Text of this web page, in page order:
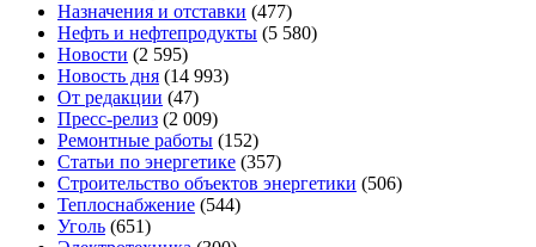
Назначения и отставки (477)
Нефть и нефтепродукты (5 580)
Новости (2 595)
Новость дня (14 993)
От редакции (47)
Пресс-релиз (2 009)
Ремонтные работы (152)
Статьи по энергетике (357)
Строительство объектов энергетики (506)
Теплоснабжение (544)
Уголь (651)